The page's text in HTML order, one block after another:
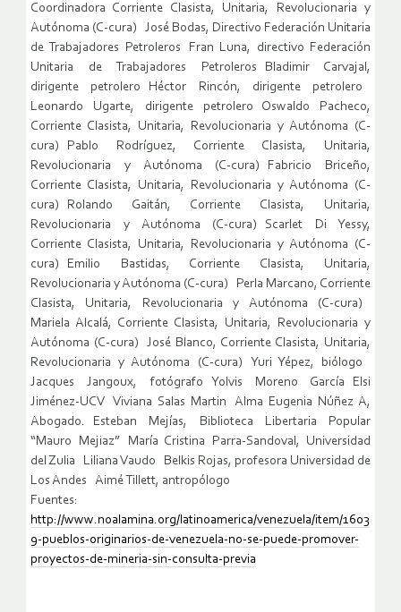
Coordinadora Corriente Clasista, Unitaria, Revolucionaria y
Autónoma (C-cura) José Bodas, Directivo Federación Unitaria
de Trabajadores Petroleros Fran Luna, directivo Federación
Unitaria de Trabajadores Petroleros Bladimir Carvajal,
dirigente petrolero Héctor Rincón, dirigente petrolero
Leonardo Ugarte, dirigente petrolero Oswaldo Pacheco,
Corriente Clasista, Unitaria, Revolucionaria y Autónoma (C-
cura) Pablo Rodríguez, Corriente Clasista, Unitaria,
Revolucionaria y Autónoma (C-cura) Fabricio Briceño,
Corriente Clasista, Unitaria, Revolucionaria y Autónoma (C-
cura) Rolando Gaitán, Corriente Clasista, Unitaria,
Revolucionaria y Autónoma (C-cura) Scarlet Di Yessy,
Corriente Clasista, Unitaria, Revolucionaria y Autónoma (C-
cura) Emilio Bastidas, Corriente Clasista, Unitaria,
Revolucionaria y Autónoma (C-cura) Perla Marcano, Corriente
Clasista, Unitaria, Revolucionaria y Autónoma (C-cura)
Mariela Alcalá, Corriente Clasista, Unitaria, Revolucionaria y
Autónoma (C-cura) José Blanco, Corriente Clasista, Unitaria,
Revolucionaria y Autónoma (C-cura) Yuri Yépez, biólogo
Jacques Jangoux, fotógrafo Yolvis Moreno García Elsi
Jiménez-UCV Viviana Salas Martin Alma Eugenia Núñez A,
Abogado. Esteban Mejías, Biblioteca Libertaria Popular
“Mauro Mejiaz” María Cristina Parra-Sandoval, Universidad
del Zulia Liliana Vaudo Belkis Rojas, profesora Universidad de
Los Andes Aimé Tillett, antropólogo
Fuentes:
http://www.noalamina.org/latinoamerica/venezuela/item/1603
9-pueblos-originarios-de-venezuela-no-se-puede-promover-
proyectos-de-mineria-sin-consulta-previa